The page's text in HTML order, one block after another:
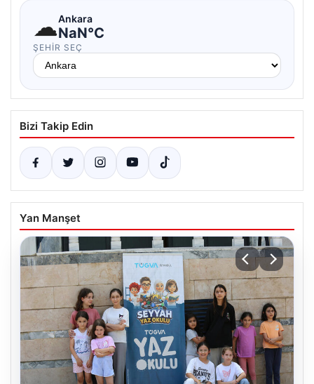
☁Ankara
NaN°C
ŞEHIR SEÇ
Bizi Takip Edin
Yan Manşet